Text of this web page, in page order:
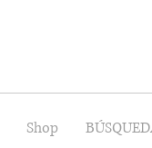
Shop